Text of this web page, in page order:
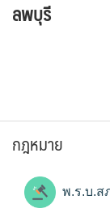
for:
ลพบุรี
กฎหมาย
พ.ร.บ.ส